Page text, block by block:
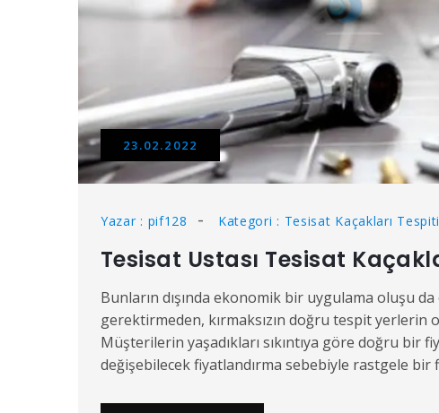
23.02.2022
Yazar : pif128 Kategori : Tesisat Kaçakları Tespiti
Tesisat Ustası Tesisat
Bunların dışında ekonomik bir uygulama oluşu
gerektirmeden, kırmaksızın doğru tespit yerlerin
Müşterilerin yaşadıkları sıkıntıya göre doğru
değişebilecek fiyatlandırma sebebiyle rastgele